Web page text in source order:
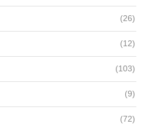
(26)
(12)
(103)
(9)
(72)